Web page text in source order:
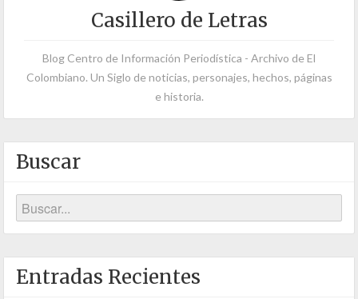
Casillero de Letras
Blog Centro de Información Periodística - Archivo de El
Colombiano. Un Siglo de noticias, personajes, hechos, páginas
e historia.
Buscar
Entradas Recientes